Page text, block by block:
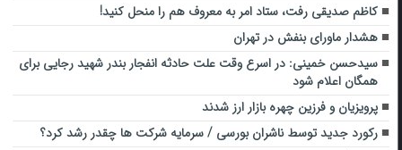
کاظم صدیقی رفت، ستاد امر به معروف هم را منحل کنید!
هشدار ماورای بنفش در تهران
سیدحسن خمینی: در اسرع وقت علت حادثه انفجار بندر شهید رجایی برای
همگان اعلام شود
پرویزیان و فرزین چهره بازار ارز شدند
رکورد جدید توسط ناشران بورسی / سرمایه شرکت ها چقدر رشد کرد؟